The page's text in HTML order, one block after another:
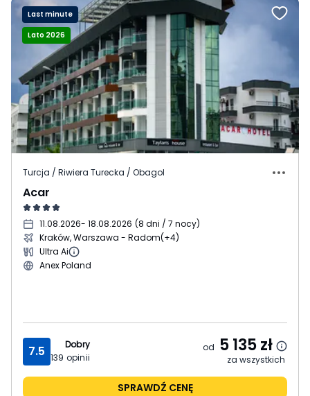
Last minute
Lato 2026
Turcja / Riwiera Turecka / Obagol
Acar
11.08.2026- 18.08.2026 (8 dni / 7 nocy)
Kraków, Warszawa - Radom(+4)
Ultra Ai
Anex Poland
7.5
Dobry
139 opinii
od 5 135zł
za wszystkich
SPRAWDŹ CENĘ